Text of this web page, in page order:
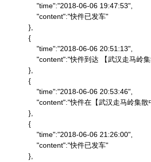
                "time":"2018-06-06 19:47:53",
                "content":"快件已发车"
            },
            {
                "time":"2018-06-06 20:51:13",
"content":"快件到达 【武汉走马岭
            },
            {
                "time":"2018-06-06 20:53:46",
"content":"快件在【武汉走马岭
            },
            {
                "time":"2018-06-06 21:26:00",
                "content":"快件已发车"
            },